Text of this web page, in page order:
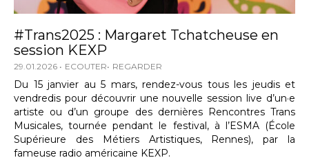
#Trans2025 : Margaret Tchatcheuse en
session KEXP
29.01.2026 ECOUTER REGARDER
Du 15 janvier au 5 mars, rendez-vous tous les jeudis et
vendredis pour découvrir une nouvelle session live d’un·e
artiste ou d’un groupe des dernières Rencontres Trans
Musicales, tournée pendant le festival, à l’ESMA (École
Supérieure des Métiers Artistiques, Rennes), par la
fameuse radio américaine KEXP.